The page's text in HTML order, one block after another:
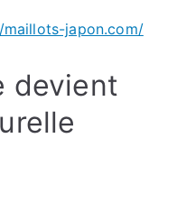
japon.com/
devient